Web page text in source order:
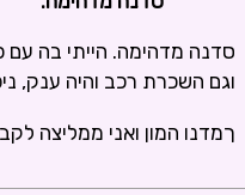
סדנה מדהימה. הייתי בה
וגם השכרת רכב והיה ענק,
ךמדנו המון ואני ממליצה